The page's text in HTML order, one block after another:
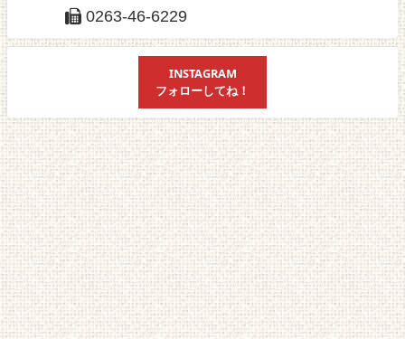
0263-46-6229
INSTAGRAM
フォローしてね！